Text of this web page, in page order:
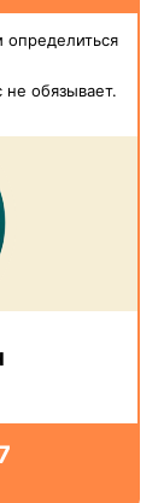
не обязывает.